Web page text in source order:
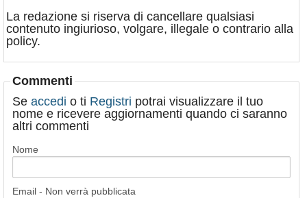
La redazione si riserva di cancellare qualsiasi
contenuto ingiurioso, volgare, illegale o contrario alla
policy.
Commenti
Se accedi o ti Registri potrai visualizzare il tuo
nome e ricevere aggiornamenti quando ci saranno
altri commenti
Nome
Email - Non verrà pubblicata